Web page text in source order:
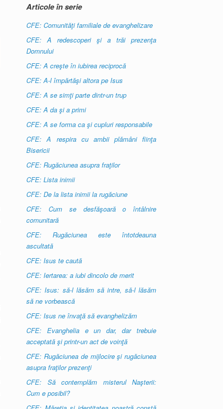
Articole în serie
CFE: Comunităţi familiale de evanghelizare
CFE: A redescoperi şi a trăi prezenţa
Domnului
CFE: A creşte în iubirea reciprocă
CFE: A-l împărtăşi altora pe Isus
CFE: A se simţi parte dintr-un trup
CFE: A da şi a primi
CFE: A se forma ca şi cupluri responsabile
CFE: A respira cu ambii plămâni fiinţa
Bisericii
CFE: Rugăciunea asupra fraţilor
CFE: Lista inimii
CFE: De la lista inimii la rugăciune
CFE: Cum se desfăşoară o întâlnire
comunitară
CFE: Rugăciunea este întotdeauna
ascultată
CFE: Isus te caută
CFE: Iertarea: a iubi dincolo de merit
CFE: Isus: să-l lăsăm să intre, să-l lăsăm
să ne vorbească
CFE: Isus ne învaţă să evanghelizăm
CFE: Evanghelia e un dar, dar trebuie
acceptată şi printr-un act de voinţă
CFE: Rugăciunea de mijlocire şi rugăciunea
asupra fraţilor prezenţi
CFE: Să contemplăm misterul Naşterii:
Cum e posibil?